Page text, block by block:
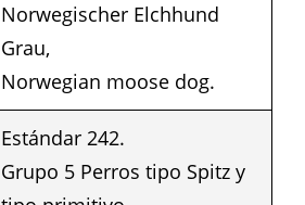
Norwegischer Elchhund
Grau,
Norwegian moose dog.
Estándar 242.
Grupo 5 Perros tipo Spitz y